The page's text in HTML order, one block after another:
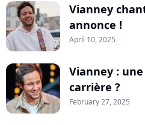
Vianney
annonce !
April 10, 2025
Vianney :
carrière ?
February 27, 2025